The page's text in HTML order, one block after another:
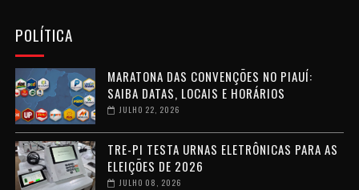
POLÍTICA
MARATONA DAS CONVENÇÕES NO PIAUÍ:
SAIBA DATAS, LOCAIS E HORÁRIOS
JULHO 22, 2026
TRE-PI TESTA URNAS ELETRÔNICAS PARA AS
ELEIÇÕES DE 2026
JULHO 08, 2026